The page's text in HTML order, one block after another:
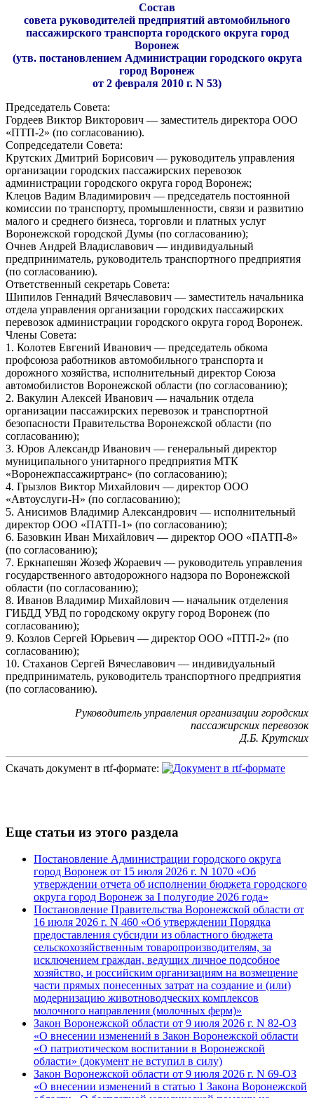
Состав
совета руководителей предприятий автомобильного
пассажирского транспорта городского округа город
Воронеж
(утв. постановлением Администрации городского округа
город Воронеж
от 2 февраля 2010 г. N 53)
Председатель Совета:
Гордеев Виктор Викторович — заместитель директора ООО
«ПТП-2» (по согласованию).
Сопредседатели Совета:
Крутских Дмитрий Борисович — руководитель управления
организации городских пассажирских перевозок
администрации городского округа город Воронеж;
Клецов Вадим Владимирович — председатель постоянной
комиссии по транспорту, промышленности, связи и развитию
малого и среднего бизнеса, торговли и платных услуг
Воронежской городской Думы (по согласованию);
Очнев Андрей Владиславович — индивидуальный
предприниматель, руководитель транспортного предприятия
(по согласованию).
Ответственный секретарь Совета:
Шипилов Геннадий Вячеславович — заместитель начальника
отдела управления организации городских пассажирских
перевозок администрации городского округа город Воронеж.
Члены Совета:
1. Колотев Евгений Иванович — председатель обкома
профсоюза работников автомобильного транспорта и
дорожного хозяйства, исполнительный директор Союза
автомобилистов Воронежской области (по согласованию);
2. Вакулин Алексей Иванович — начальник отдела
организации пассажирских перевозок и транспортной
безопасности Правительства Воронежской области (по
согласованию);
3. Юров Александр Иванович — генеральный директор
муниципального унитарного предприятия МТК
«Воронежпассажиртранс» (по согласованию);
4. Грызлов Виктор Михайлович — директор ООО
«Автоуслуги-Н» (по согласованию);
5. Анисимов Владимир Александрович — исполнительный
директор ООО «ПАТП-1» (по согласованию);
6. Базовкин Иван Михайлович — директор ООО «ПАТП-8»
(по согласованию);
7. Еркнапешян Жозеф Жораевич — руководитель управления
государственного автодорожного надзора по Воронежской
области (по согласованию);
8. Иванов Владимир Михайлович — начальник отделения
ГИБДД УВД по городскому округу город Воронеж (по
согласованию);
9. Козлов Сергей Юрьевич — директор ООО «ПТП-2» (по
согласованию);
10. Стаханов Сергей Вячеславович — индивидуальный
предприниматель, руководитель транспортного предприятия
(по согласованию).
Руководитель управления организации городских
пассажирских перевозок
Д.Б. Крутских
Скачать документ в rtf-формате:
Еще статьи из этого раздела
Постановление Администрации городского округа
город Воронеж от 15 июля 2026 г. N 1070 «Об
утверждении отчета об исполнении бюджета городского
округа город Воронеж за I полугодие 2026 года»
Постановление Правительства Воронежской области от
16 июля 2026 г. N 460 «Об утверждении Порядка
предоставления субсидии из областного бюджета
сельскохозяйственным товаропроизводителям, за
исключением граждан, ведущих личное подсобное
хозяйство, и российским организациям на возмещение
части прямых понесенных затрат на создание и (или)
модернизацию животноводческих комплексов
молочного направления (молочных ферм)»
Закон Воронежской области от 9 июля 2026 г. N 82-ОЗ
«О внесении изменений в Закон Воронежской области
«О патриотическом воспитании в Воронежской
области» (документ не вступил в силу)
Закон Воронежской области от 9 июля 2026 г. N 69-ОЗ
«О внесении изменений в статью 1 Закона Воронежской